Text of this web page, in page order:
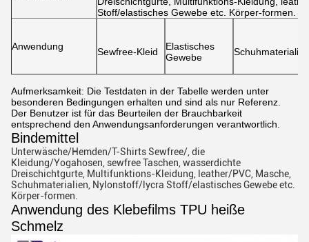
Stoff/elastisches Gewebe etc. Körper-formen.
Anwendung Sewfree-Kleid
Elastisches
Gewebe
Schuhmaterialien
Aufmerksamkeit: Die Testdaten in der Tabelle werden unter
besonderen Bedingungen erhalten und sind als nur Referenz.
Der Benutzer ist für das Beurteilen der Brauchbarkeit
entsprechend den Anwendungsanforderungen verantwortlich.
Bindemittel
Unterwäsche/Hemden/T-Shirts Sewfree/, die
Kleidung/Yogahosen, sewfree Taschen, wasserdichte
Dreischichtgurte, Multifunktions-Kleidung, leather/PVC, Masche,
Schuhmaterialien, Nylonstoff/lycra Stoff/elastisches Gewebe etc.
Körper-formen.
Anwendung des Klebefilms TPU heiße
Schmelz